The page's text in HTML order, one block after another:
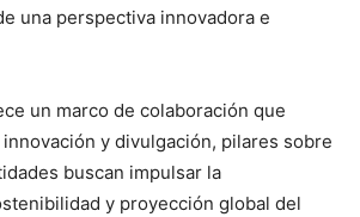
una perspectiva innovadora e
un marco de colaboración que
y divulgación, pilares sobre
buscan impulsar la
y proyección global del